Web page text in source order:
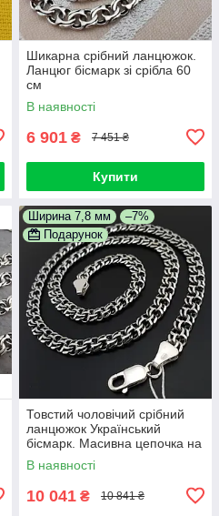
Шикарна срібний ланцюжок.
Ланцюг бісмарк зі срібла 60
см
В наявності
6 901 ₴ 7 451 ₴
Купити
Ширина 7,8 мм
–7%
Подарунок
Товстий чоловічий срібний
ланцюжок Український
бісмарк. Масивна цепочка на
шию срібло 925
В наявності
10 041 ₴ 10 841 ₴